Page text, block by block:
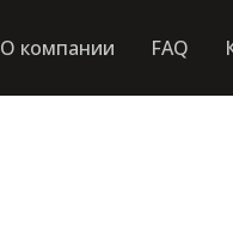
О компании FAQ